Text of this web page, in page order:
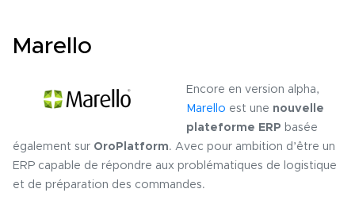
Marello
Encore en version alpha,
Marello est une nouvelle
plateforme ERP basée
également sur OroPlatform. Avec pour ambition d’être un
ERP capable de répondre aux problématiques de logistique
et de préparation des commandes.